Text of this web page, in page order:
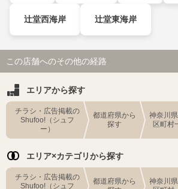
辻堂西海岸 辻堂東海岸
この店舗へのその他の経路
エリアから探す
チラシ・広告掲載の
Shufoo!（シュフ
ー）
都道府県から
探す
神奈川
区町村
エリア×カテゴリから探す
チラシ・広告掲載の
Shufoo!（シュフ
都道府県から
神奈川